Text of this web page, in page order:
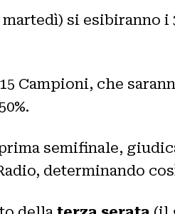
si esibiranno i
Campioni, che
semifinale,
determinando